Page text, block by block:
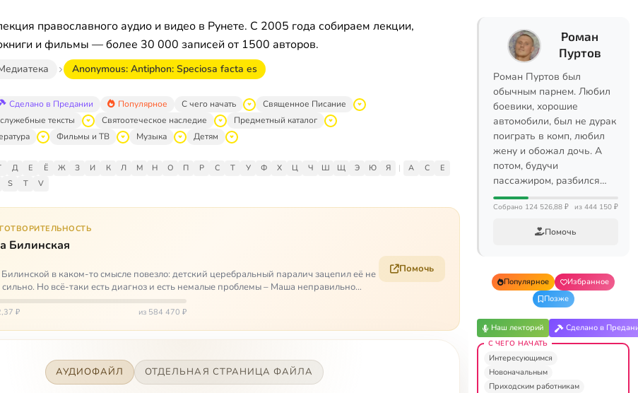
православного аудио и видео в Рунете. С 2005 года собираем лекции,
и фильмы — более 30 000 записей от 1500 авторов.
Anonymous: Antiphon: Speciosa facta es
Сделано в Предании Популярное С чего начать
Священное Писание
тексты
Святоотеческое наследие
Предметный каталог
Фильмы и ТВ Музыка Детям
Д Е Ё Ж З И К Л М Н О П Р С Т У Ф Х Ц Ч Ш Щ Э Ю Я | A C
E
S T V
Билинская
в каком-то смысле повезло: детский церебральный паралич зацепил её не
сильно. Но всё-таки есть диагноз и есть немалые проблемы – Маша неправильно
от т…
₽ из 584 470 ₽
Помочь
АУДИОФАЙЛ ОТДЕЛЬНАЯ СТРАНИЦА ФАЙЛА
Роман
Пуртов
Роман Пуртов был
обычным парнем. Любил
боевики, хорошие
автомобили, был не дурак
поиграть в комп, любил
жену и обожал дочь. А
потом, будучи
пассажиром, разбился…
Собрано 124 526,88 ₽ из 444 150 ₽
Помочь
Популярное
Избранное
Позже
Наш лекторий Сделано в
С ЧЕГО НАЧАТЬ
Интересующимся
Новоначальным
Приходским работникам